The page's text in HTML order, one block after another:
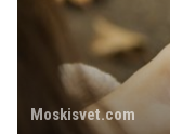
Moskisvet.com